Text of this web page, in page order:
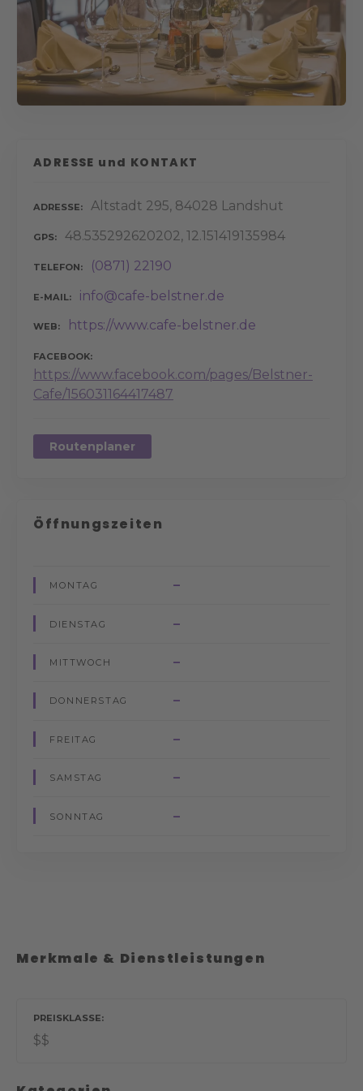
ADRESSE und KONTAKT
ADRESSE Altstadt 295, 84028 Landshut
GPS 48.535292620202, 12.151419135984
TELEFON (0871) 22190
E-MAIL info@cafe-belstner.de
WEB https://www.cafe-belstner.de
FACEBOOK
https://www.facebook.com/pages/Belstner-
Cafe/156031164417487
Routenplaner
Öffnungszeiten
MONTAG –
DIENSTAG –
MITTWOCH –
DONNERSTAG –
FREITAG –
SAMSTAG –
SONNTAG –
Merkmale & Dienstleistungen
PREISKLASSE
$$